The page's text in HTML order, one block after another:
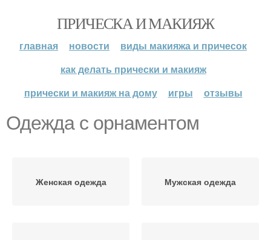
ПРИЧЕСКА И МАКИЯЖ
главная новости
виды макияжа и причесок
как делать прически и макияж
прически и макияж на дому
игры отзывы
Одежда с орнаментом
Женская одежда Мужская одежда